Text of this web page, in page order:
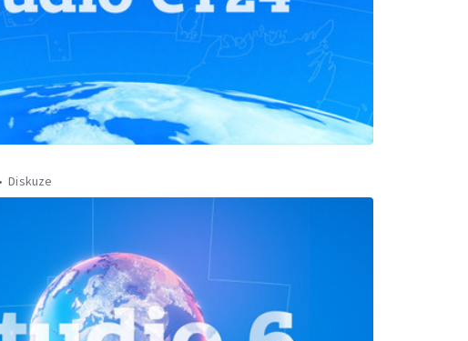
Diskuze